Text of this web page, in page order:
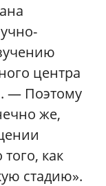
центра
— Поэтому
же,
как
стадию».